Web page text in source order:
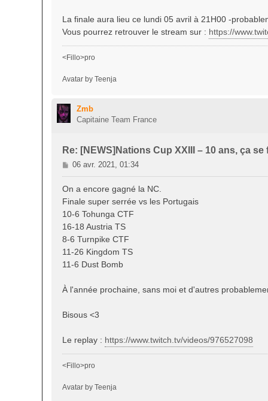
La finale aura lieu ce lundi 05 avril à 21H00 -
Vous pourrez retrouver le stream sur : https://
<Fillo>pro
Avatar by Teenja
Zmb
Capitaine Team France
Re: [NEWS]Nations Cup XXIII – 10 ans, ça se
M
e
a
g
e
06 avr. 2021, 01:34
On a encore gagné la NC.
Finale super serrée vs les Portugais
10-6 Tohunga CTF
16-18 Austria TS
8-6 Turnpike CTF
11-26 Kingdom TS
11-6 Dust Bomb
À l'année prochaine, sans moi et d'autres
Bisous <3
Le replay : https://www.twitch.tv/videos/976527098
<Fillo>pro
Avatar by Teenja